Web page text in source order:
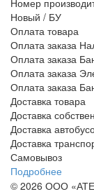
Номер
Новый / БУ
Оплата товара
Оплата заказа
Оплата заказа
Оплата заказа
Оплата заказа
Доставка товара
Доставка
Доставка
Доставка
Самовывоз
Подробнее
© 2026 ООО